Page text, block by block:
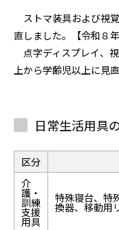
ストマ装具および視
直しました。【令和８年
点字ディスプレイ、
上から学齢児以上に見
日常生活用具
区分
介
護・
訓練
支援
用具
特殊寝台、特
換器、移動用